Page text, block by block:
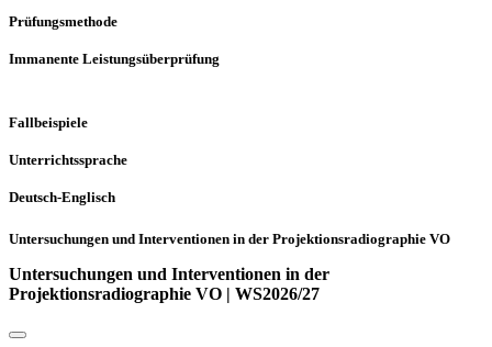
Prüfungsmethode
Immanente Leistungsüberprüfung
Fallbeispiele
Unterrichtssprache
Deutsch-Englisch
Untersuchungen und Interventionen in der Projektionsradiographie VO
Untersuchungen und Interventionen in der
Projektionsradiographie VO | WS2026/27